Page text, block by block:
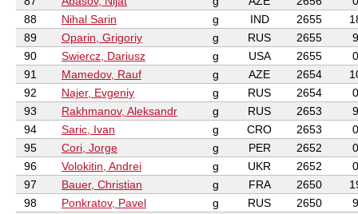
88
Nihal Sarin g IND 2655
89
Oparin, Grigoriy g RUS 2655
9
90
Swiercz, Dariusz g USA 2655
0
91
Mamedov, Rauf g AZE 2654
92
Najer, Evgeniy g RUS 2654
0
93
Rakhmanov, Aleksandr g RUS 2653
9
94
Saric, Ivan g CRO 2653
0
95
Cori, Jorge g PER 2652
0
96
Volokitin, Andrei g UKR 2652
0
97
Bauer, Christian g FRA 2650
98
Ponkratov, Pavel g RUS 2650
9